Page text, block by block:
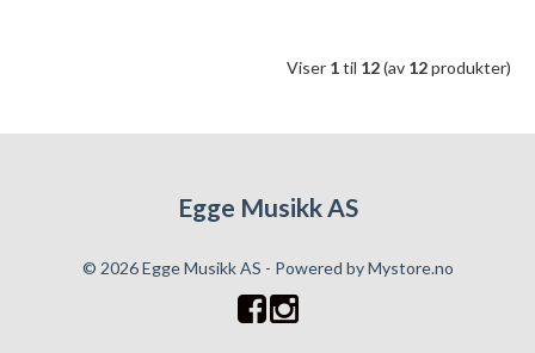
Viser 1til 12(av 12produkter)
Egge Musikk AS
© 2026 Egge Musikk AS - Powered byMystore.no